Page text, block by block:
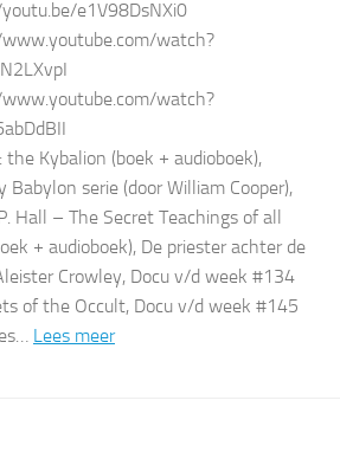
e1V98DsNXi0
watch?
watch?
the Kybalion (boek + audioboek),
Babylon serie (door William Cooper),
Hall – The Secret Teachings of all
+ audioboek), De priester achter de
Crowley, Docu v/d week #134
of the Occult, Docu v/d week #145
Lees meer